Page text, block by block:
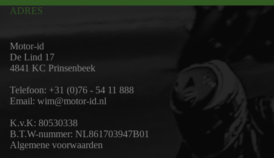
ADRES
Motor-id
De Lind 17
4841 KC Prinsenbeek
Telefoon: +31 (0)76 - 54 11 888
Email: wim@motor-id.nl
K.v.K: 80530338
B.T.W-nummer: NL861703947B01
Algemene voorwaarden